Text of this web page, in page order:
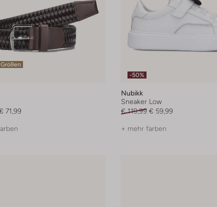
71,99
-50%
Nubikk
Sneaker Low
€ 119,99 € 59,99
+ mehr farben